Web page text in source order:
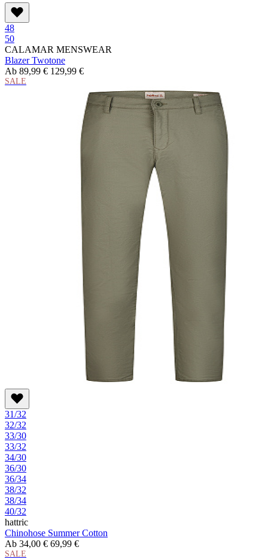
48
50
CALAMAR MENSWEAR
Blazer Twotone
Ab 89,99 € 129,99 €
SALE
31/32
32/32
33/30
33/32
34/30
36/30
36/34
38/32
38/34
40/32
hattric
Chinohose Summer Cotton
Ab 34,00 € 69,99 €
SALE